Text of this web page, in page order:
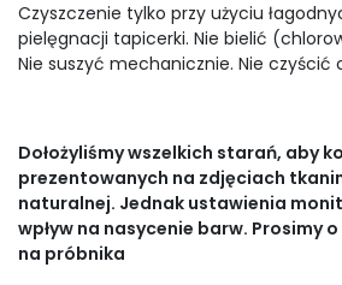
Czyszczenie tylko przy użyciu
pielęgnacji tapicerki. Nie bielić
Nie suszyć mechanicznie. Nie czyścić
Dołożyliśmy wszelkich starań, aby
prezentowanych na zdjęciach
naturalnej. Jednak ustawienia
wpływ na nasycenie barw. Prosimy
na próbnika